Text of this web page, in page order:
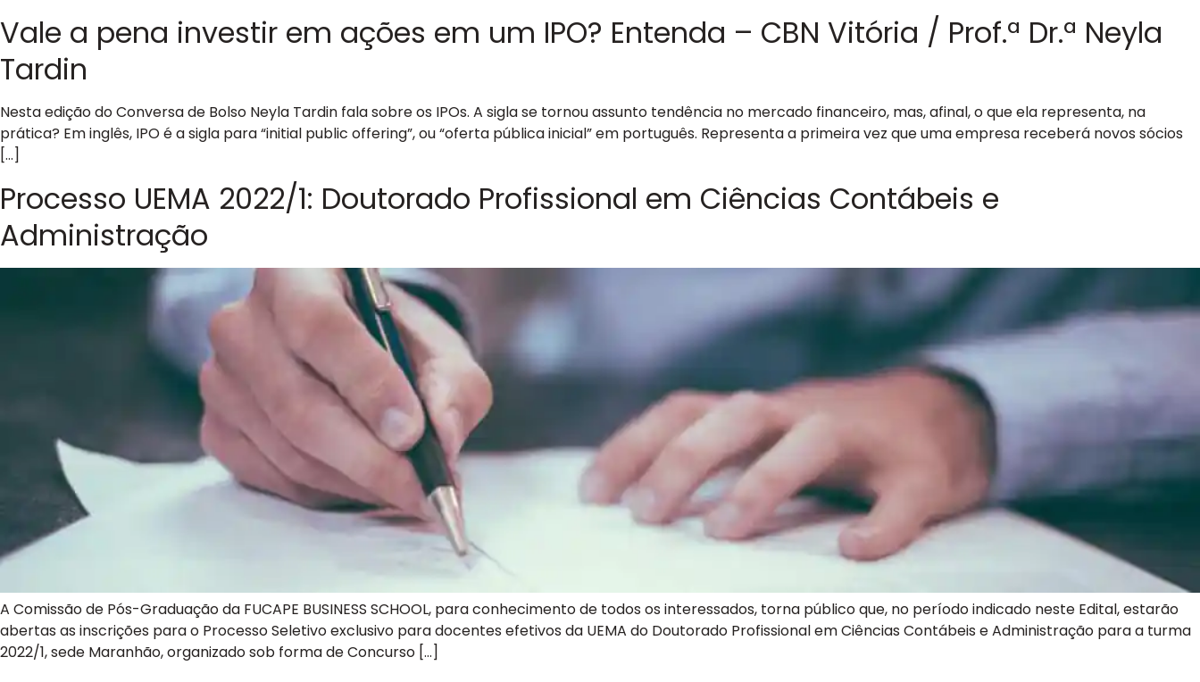
Vale a pena investir em ações em um IPO? Entenda – CBN Vitória / Prof.ª Dr.ª Neyla
Tardin
Nesta edição do Conversa de Bolso Neyla Tardin fala sobre os IPOs. A sigla se tornou assunto tendência no mercado financeiro, mas, afinal, o que ela representa, na
prática? Em inglês, IPO é a sigla para “initial public offering”, ou “oferta pública inicial” em português. Representa a primeira vez que uma empresa receberá novos sócios
[…]
Processo UEMA 2022/1: Doutorado Profissional em Ciências Contábeis e
Administração
A Comissão de Pós-Graduação da FUCAPE BUSINESS SCHOOL, para conhecimento de todos os interessados, torna público que, no período indicado neste Edital, estarão
abertas as inscrições para o Processo Seletivo exclusivo para docentes efetivos da UEMA do Doutorado Profissional em Ciências Contábeis e Administração para a turma
2022/1, sede Maranhão, organizado sob forma de Concurso […]